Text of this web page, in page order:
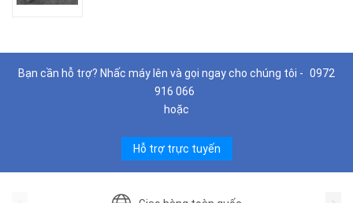
Bạn cần hỗ trợ? Nhấc máy lên và gọi ngay cho chúng tôi - 0972
916 066
hoặc
Hỗ trợ trực tuyến